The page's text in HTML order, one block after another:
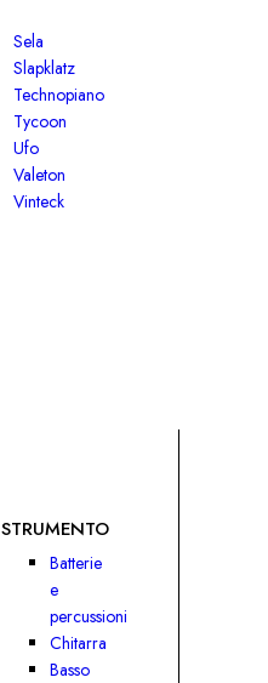
Sela
Slapklatz
Technopiano
Tycoon
Ufo
Valeton
Vinteck
STRUMENTO
Batterie
e
percussioni
Chitarra
Basso